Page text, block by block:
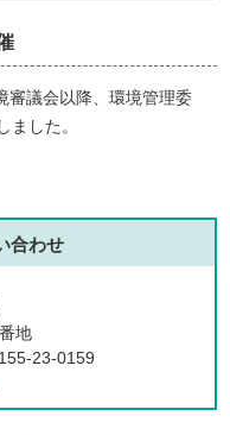
審議会以降、環境管理委
ました。
合わせ
地
23-0159